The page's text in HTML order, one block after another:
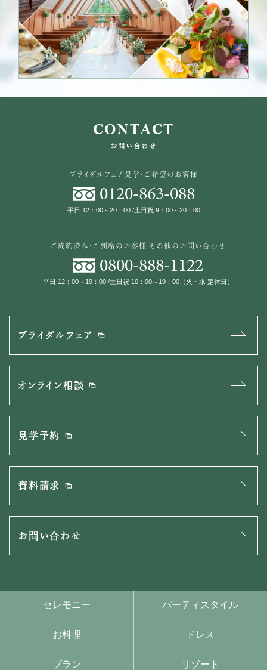
CONTACT
お問い合わせ
ブライダルフェア見学・ご希望のお客様
0120-863-088
平日 12：00～20：00 /土日祝 9：00～20：00
ご成約済み・ご列席のお客様その他のお問い合わせ
0800-888-1122
平日 12：00～19：00 /土日祝 10：00～19：00（火・水 定休日）
ブライダルフェア
オンライン相談
見学予約
資料請求
お問い合わせ
セレモニー パーティスタイル
お料理 ドレス
プラン リゾート